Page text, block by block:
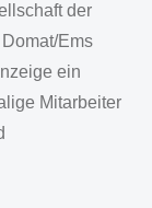
der
Ems
ein
Mitarbeiter